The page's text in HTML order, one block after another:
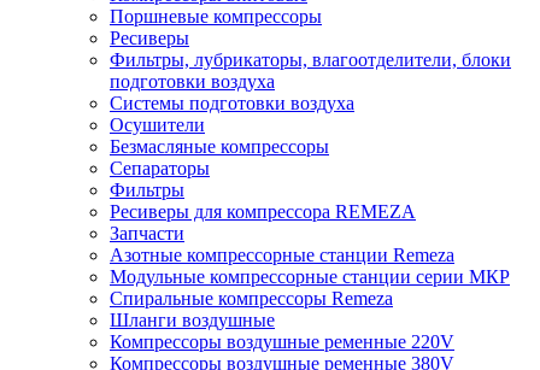
Поршневые компрессоры
Ресиверы
Фильтры, лубрикаторы, влагоотделители, блоки
подготовки воздуха
Системы подготовки воздуха
Осушители
Безмасляные компрессоры
Сепараторы
Фильтры
Ресиверы для компрессора REMEZA
Запчасти
Азотные компрессорные станции Remeza
Модульные компрессорные станции серии МКР
Спиральные компрессоры Remeza
Шланги воздушные
Компрессоры воздушные ременные 220V
Компрессоры воздушные ременные 380V